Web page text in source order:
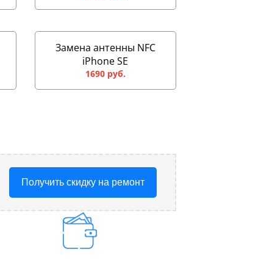
Замена антенны NFC
iPhone SE
1690 руб.
Получить скидку на ремонт